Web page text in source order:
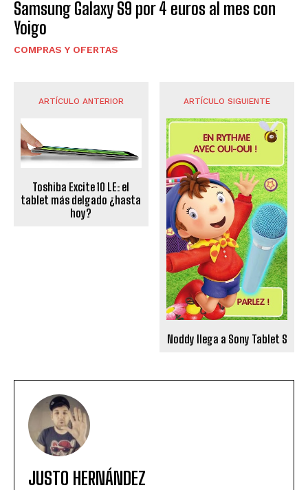
Samsung Galaxy S9 por 4 euros al mes con
Yoigo
COMPRAS Y OFERTAS
ARTÍCULO ANTERIOR
Toshiba Excite 10 LE: el
tablet más delgado ¿hasta
hoy?
ARTÍCULO SIGUIENTE
Noddy llega a Sony Tablet S
JUSTO HERNÁNDEZ